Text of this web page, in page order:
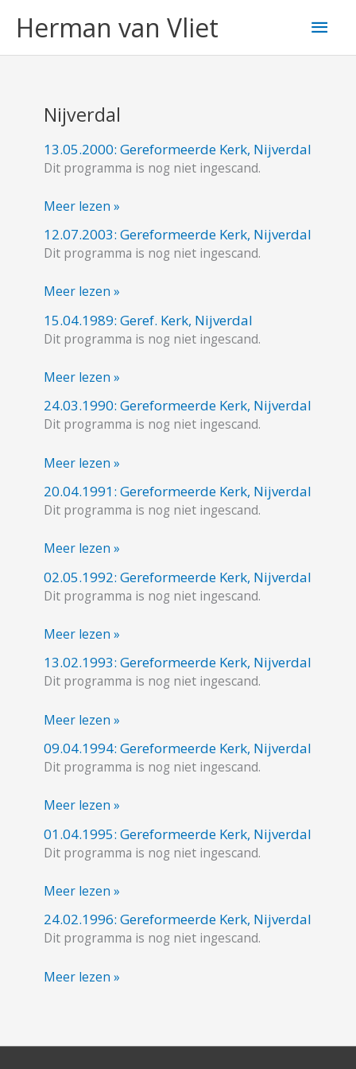
naarHerman van Vliet
Nijverdal
13.05.2000: Gereformeerde Kerk, Nijverdal
Dit programma is nog niet ingescand.
13.05.2000:
Gereformeerde
Nijverdal
Meer lezen »
12.07.2003: Gereformeerde Kerk, Nijverdal
Dit programma is nog niet ingescand.
12.07.2003:
Gereformeerde
Nijverdal
Meer lezen »
15.04.1989: Geref. Kerk, Nijverdal
Dit programma is nog niet ingescand.
15.04.1989:
Geref.
Nijverdal
Meer lezen »
24.03.1990: Gereformeerde Kerk, Nijverdal
Dit programma is nog niet ingescand.
24.03.1990:
Gereformeerde
Nijverdal
Meer lezen »
20.04.1991: Gereformeerde Kerk, Nijverdal
Dit programma is nog niet ingescand.
20.04.1991:
Gereformeerde
Nijverdal
Meer lezen »
02.05.1992: Gereformeerde Kerk, Nijverdal
Dit programma is nog niet ingescand.
02.05.1992:
Gereformeerde
Nijverdal
Meer lezen »
13.02.1993: Gereformeerde Kerk, Nijverdal
Dit programma is nog niet ingescand.
13.02.1993:
Gereformeerde
Nijverdal
Meer lezen »
09.04.1994: Gereformeerde Kerk, Nijverdal
Dit programma is nog niet ingescand.
09.04.1994:
Gereformeerde
Nijverdal
Meer lezen »
01.04.1995: Gereformeerde Kerk, Nijverdal
Dit programma is nog niet ingescand.
01.04.1995:
Gereformeerde
Nijverdal
Meer lezen »
24.02.1996: Gereformeerde Kerk, Nijverdal
Dit programma is nog niet ingescand.
24.02.1996:
Gereformeerde
Nijverdal
Meer lezen »